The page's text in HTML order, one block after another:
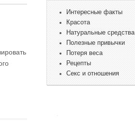
Интересные факты
Красота
Натуральные средства
Полезные привычки
Потеря веса
Рецепты
Секс и отношения